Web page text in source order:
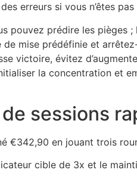
erreurs si vous n’êtes
pouvez prédire les pièges ;
de mise prédéfinie et
victoire, évitez
la concentration et
sessions
€342,90 en jouant trois
cible de 3x et le